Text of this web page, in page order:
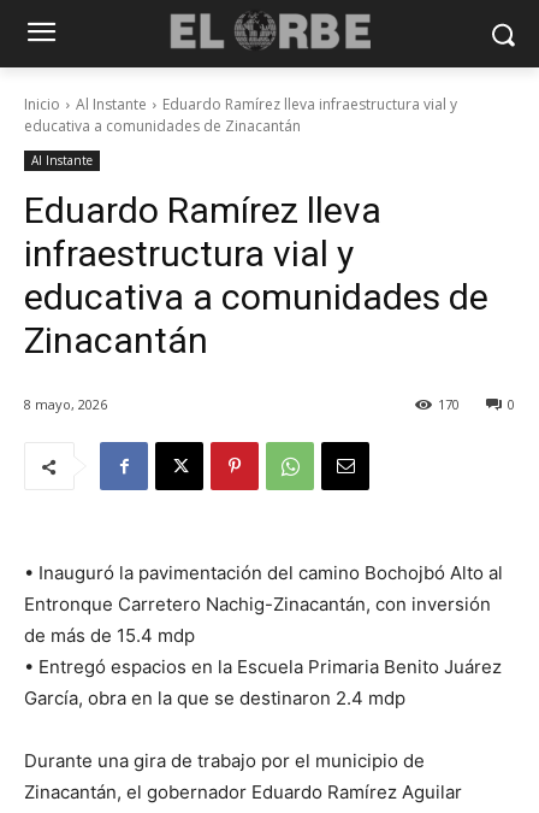
Inicio Al Instante
Eduardo Ramírez lleva infraestructura vial y
educativa a comunidades de Zinacantán
Al Instante
Eduardo Ramírez lleva
infraestructura vial y
educativa a comunidades de
Zinacantán
8 mayo, 2026 0
170
• Inauguró la pavimentación del camino Bochojbó Alto al
Entronque Carretero Nachig-Zinacantán, con inversión
de más de 15.4 mdp
• Entregó espacios en la Escuela Primaria Benito Juárez
García, obra en la que se destinaron 2.4 mdp
Durante una gira de trabajo por el municipio de
Zinacantán, el gobernador Eduardo Ramírez Aguilar